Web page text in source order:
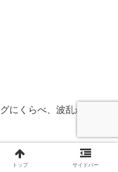
にくらべ、波乱が少な
トップ サイドバー